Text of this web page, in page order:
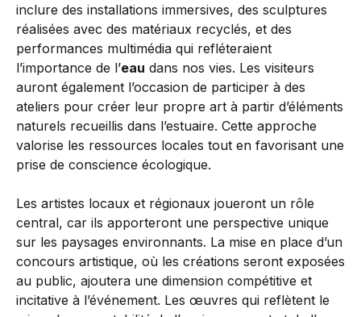
inclure des installations immersives, des sculptures
réalisées avec des matériaux recyclés, et des
performances multimédia qui refléteraient
l’importance de l’eau dans nos vies. Les visiteurs
auront également l’occasion de participer à des
ateliers pour créer leur propre art à partir d’éléments
naturels recueillis dans l’estuaire. Cette approche
valorise les ressources locales tout en favorisant une
prise de conscience écologique.
Les artistes locaux et régionaux joueront un rôle
central, car ils apporteront une perspective unique
sur les paysages environnants. La mise en place d’un
concours artistique, où les créations seront exposées
au public, ajoutera une dimension compétitive et
incitative à l’événement. Les œuvres qui reflètent le